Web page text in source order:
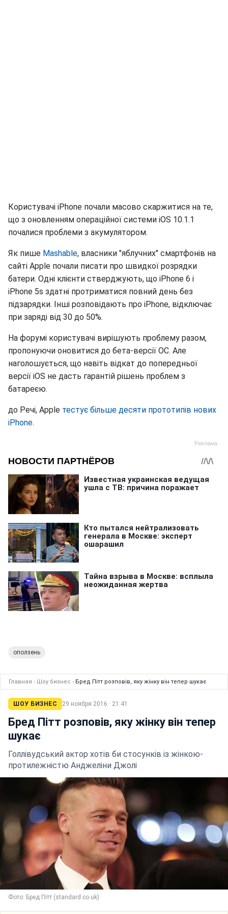
Користувачі iPhone почали масово скаржитися на те,
що з оновленням операційної системи iOS 10.1.1
почалися проблеми з акумулятором.
Як пише Mashable, власники "яблучних" смартфонів на
сайті Apple почали писати про швидкої розрядки
батери. Одні клієнти стверджують, що iPhone 6 і
iPhone 5s здатні протриматися повний день без
підзарядки. Інші розповідають про iPhone, відключає
при заряді від 30 до 50%.
На форумі користувачі вирішують проблему разом,
пропонуючи оновитися до бета-версії ОС. Але
наголошується, що навіть відкат до попередньої
версії iOS не дасть гарантій рішень проблем з
батареєю.
до Речі, Apple тестує більше десяти прототипів нових
iPhone.
оползень
Главная › Шоу бизнес › Бред Пітт розповів, яку жінку він тепер шукає
ШОУ БИЗНЕС 29 ноября 2016 · 21:41
Бред Пітт розповів, яку жінку він тепер
шукає
Голлівудський актор хотів би стосунків із жінкою-
протилежністю Анджеліни Джолі
Фото: Бред Пітт (standard.co.uk)